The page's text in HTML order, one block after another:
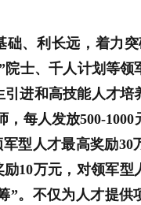
础、利长远，着力
士、千人计划等领
进和高技能人才培
每人发放500-
型人才最高奖励30
10万元，对领军型
”。不仅为人才提供